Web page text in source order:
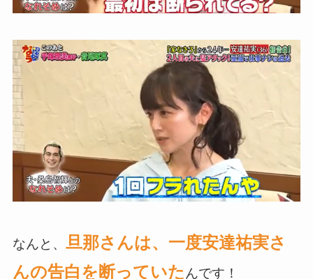
なんと、 旦那さんは、一度安達祐実さ
んの告白を断っていた んです！